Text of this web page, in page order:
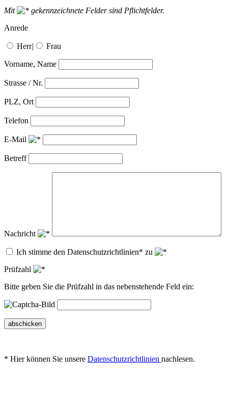
Mit
gekennzeichnete Felder sind Pflichtfelder.
Anrede
Herr| Frau
Vorname, Name
Strasse / Nr.
PLZ, Ort
Telefon
E-Mail
Betreff
Nachricht
Ich stimme den Datenschutzrichtlinien* zu
Prüfzahl
Bitte geben Sie die Prüfzahl in das nebenstehende Feld ein:
abschicken
* Hier können Sie unsere Datenschutzrichtlinien nachlesen.